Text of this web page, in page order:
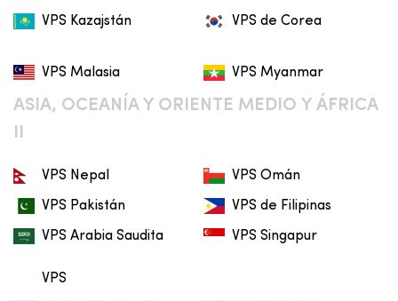
VPS Kazajstán VPS de Corea
VPS Malasia VPS Myanmar
ASIA, OCEANÍA Y ORIENTE MEDIO Y ÁFRICA
II
VPS Nepal VPS Omán
VPS Pakistán VPS de Filipinas
VPS Arabia Saudita
VPS
VPS Singapur